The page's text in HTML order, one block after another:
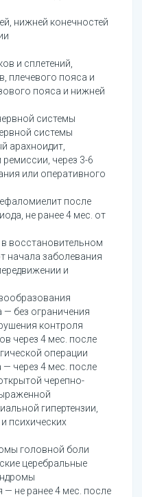
нижней конечностей
и сплетений,
плечевого пояса и
пояса и нижней
системы
системы
арахноидит,
через 3-6
или оперативного
после
не ранее 4 мес. от
восстановительном
начала заболевания
и
без ограничения
контроля
через 4 мес. после
операции
через 4 мес. после
черепно-
гипертензии,
психических
головной боли
церебральные
не ранее 4 мес. после